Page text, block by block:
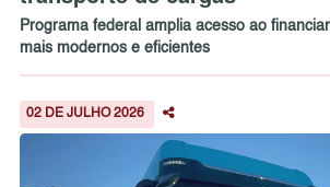
Programa federal amplia acesso ao
mais modernos e eficientes
02 DE JULHO 2026